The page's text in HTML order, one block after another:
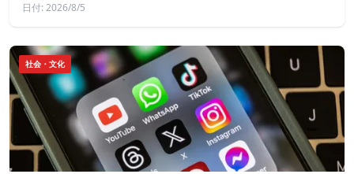
日付: 2026/8/5
社会・文化